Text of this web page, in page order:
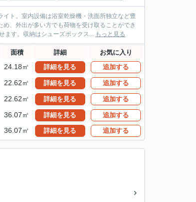
ト。室内設備は浴室乾燥機・洗面所独立など豊
、外出が多い方でも荷物を受け取ることができ
ます。収納はシューズボックス... もっと見る
面積 詳細 お気に入り
24.18㎡ 詳細を見る 追加する
22.62㎡ 詳細を見る 追加する
22.62㎡ 詳細を見る 追加する
36.07㎡ 詳細を見る 追加する
36.07㎡ 詳細を見る 追加する